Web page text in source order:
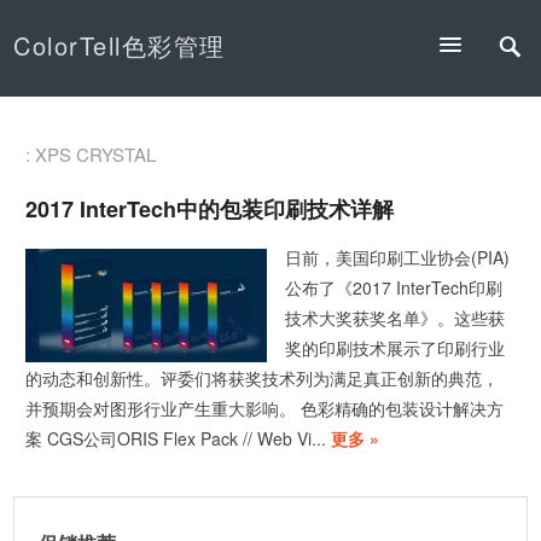
ColorTell色彩管理
: XPS CRYSTAL
2017 InterTech中的包装印刷技术详解
日前，美国印刷工业协会(PIA)
公布了《2017 InterTech印刷
技术大奖获奖名单》。这些获
奖的印刷技术展示了印刷行业
的动态和创新性。评委们将获奖技术列为满足真正创新的典范，
并预期会对图形行业产生重大影响。 色彩精确的包装设计解决方
案 CGS公司ORIS Flex Pack // Web Vi...更多 »